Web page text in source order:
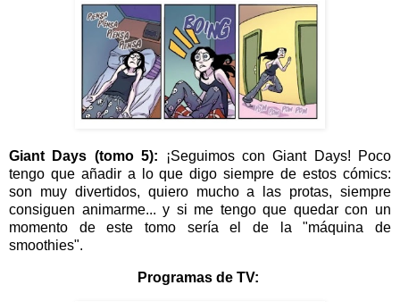
Giant Days (tomo 5):
¡Seguimos con Giant Days! Poco
tengo que añadir a lo que digo siempre de estos cómics:
son muy divertidos, quiero mucho a las protas, siempre
consiguen animarme... y si me tengo que quedar con un
momento de este tomo sería el de la "máquina de
smoothies".
Programas de TV: